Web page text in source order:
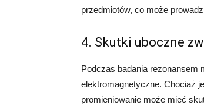
przedmiotów, co może
4. Skutki uboczne
Podczas badania rezonansem
elektromagnetyczne. Chociaż
promieniowanie może mieć